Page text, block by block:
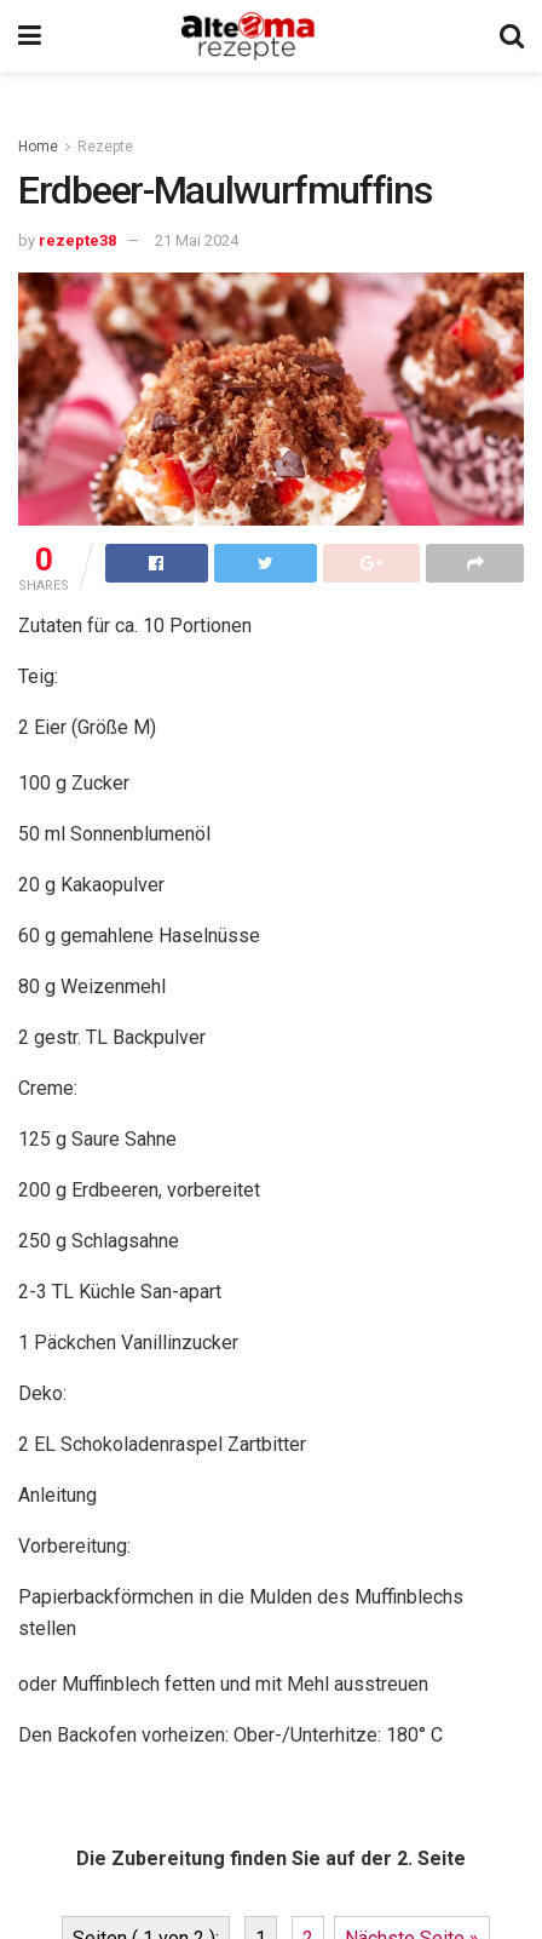
Home Rezepte
Erdbeer-Maulwurfmuffins
by rezepte38 21 Mai 2024
0
SHARES
Zutaten für ca. 10 Portionen
Teig:
2 Eier (Größe M)
100 g Zucker
50 ml Sonnenblumenöl
20 g Kakaopulver
60 g gemahlene Haselnüsse
80 g Weizenmehl
2 gestr. TL Backpulver
Creme:
125 g Saure Sahne
200 g Erdbeeren, vorbereitet
250 g Schlagsahne
2-3 TL Küchle San-apart
1 Päckchen Vanillinzucker
Deko:
2 EL Schokoladenraspel Zartbitter
Anleitung
Vorbereitung:
Papierbackförmchen in die Mulden des Muffinblechs
stellen
oder Muffinblech fetten und mit Mehl ausstreuen
Den Backofen vorheizen: Ober-/Unterhitze: 180° C
Die Zubereitung finden Sie auf der 2. Seite